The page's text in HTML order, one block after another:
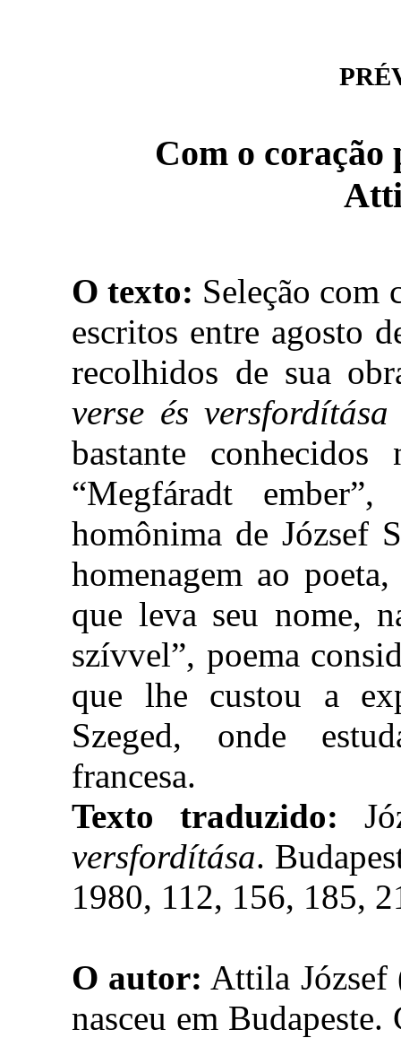
Com o coração
O texto: Seleção com
escritos entre agosto
recolhidos de sua
verse és versfordítása
bastante
“Megfáradt
homônima de József
homenagem ao
que leva seu nome,
szívvel”, poema
que lhe custou a
Szeged, onde
francesa.
Texto traduzido:
versfordítása.
1980, 112, 156, 185,
O autor: Attila József
nasceu em